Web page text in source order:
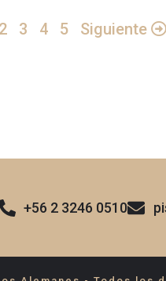
2 3 4 5 Siguiente
+56 2 3246 0510